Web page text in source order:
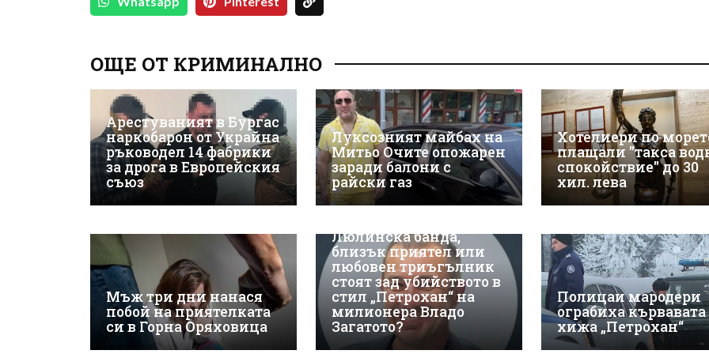
ОЩЕ ОТ КРИМИНАЛНО
Арестуваният в Бургас
наркобарон от Украйна
ръководел 14 фабрики
за дрога в Европейския
съюз
Луксозният майбах на
Митьо Очите опожарен
заради балони с
райски газ
Хотелиери по
плащали "такса
спокойствие" до 30
хил. лева
Мъж три дни нанася
побой на приятелката
си в Горна Оряховица
Люлинска банда,
близък приятел или
любовен триъгълник
стоят зад убийството в
стил „Петрохан“ на
милионера Владо
Загатото?
Полицаи мародери
ограбиха кървавата
хижа „Петрохан“